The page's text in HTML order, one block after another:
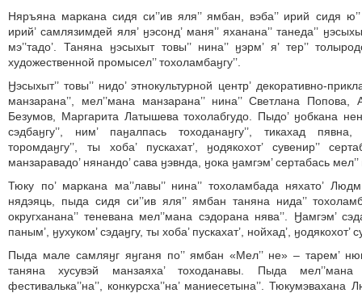
Няръяна маркана сидя си’’ив яля’’ ямбан, вэба’’ ирий сидя
ирий’ самлязимдей яля’ ӈэсонд’ маня’’ яханана’’ танеда’’
мэ’’тадо’. Таняна ӈэсыхыт товы’’ нина’’ ӈэрм’ я’ тер’’
художественной промысел’’ тохоламбаӈгу’’.
Ӈэсыхыт’’ товы’’ нидо’ этнокультурной центр’ декоративно-
манзарана’’, мел’’мана манзарана’’ нина’’ Светлана
Безумов, Маргарита Латышева тохолабгудо. Пыдо’ ӈобкана
сэдбаӈгу’’, ним’ паӈалпась тоходанаӈгу’’, тикахад
торомдаӈгу’’, ты хоба’ пускахат’, ӈодякохот’ сувенир’’
манзаравадо’ нянандо’ сава ӈэвнда, ӈока ӈамгэм’ сертабась мел’’
Тюку по’ маркана ма’’лавы’’ нина’’ тохоламбада няхато’
нядэяць, пыда сидя си’’ив яля’’ ямбан таняна нида’’
округханана’’ теневана мел’’мана сэдорана нява’’. Ӈамгэм’
паным’, ӈухуком’ сэдаӈгу, ты хоба’ пускахат’, нойхад’, ӈодякохот’
Пыда мале самляӈг яӈганя по’’ ямбан «Мел’’ не» – тарем’
таняна хусувэй манзаяха’ тоходанавы. Пыда
фестивалька’’на’’, конкурсха’’на’ маниесетына’’.